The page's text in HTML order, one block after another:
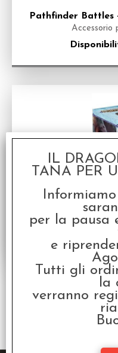
Pathfinder Battles
Accessorio
Pathfinder Battles
IN PREORDINE
Pathfinder -
3 risultati trovati
IL
TANA PER
per la pausa
e
Tutti gli
la
verranno